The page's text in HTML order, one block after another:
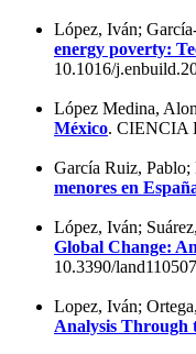
López, Iván;
energy poverty:
10.1016/
López Medina,
México. CIENCIA
García Ruiz,
menores en
López, Iván;
Global Change:
10.3390/
Lopez, Iván;
Analysis Through